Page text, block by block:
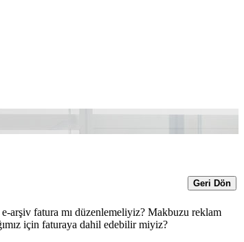
Geri Dön
arşiv fatura mı düzenlemeliyiz? Makbuzu reklam
için faturaya dahil edebilir miyiz?